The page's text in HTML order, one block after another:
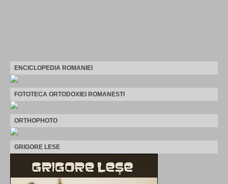
ENCICLOPEDIA ROMANIEI
FOTOTECA ORTODOXIEI ROMANESTI
ORTHOPHOTO
GRIGORE LESE